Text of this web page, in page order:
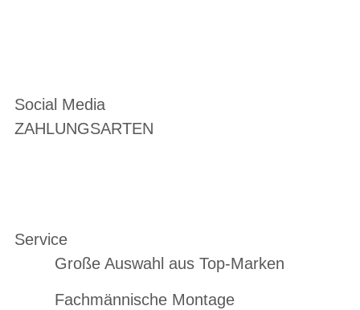
Social Media
ZAHLUNGSARTEN
Service
Große Auswahl aus Top-Marken
Fachmännische Montage